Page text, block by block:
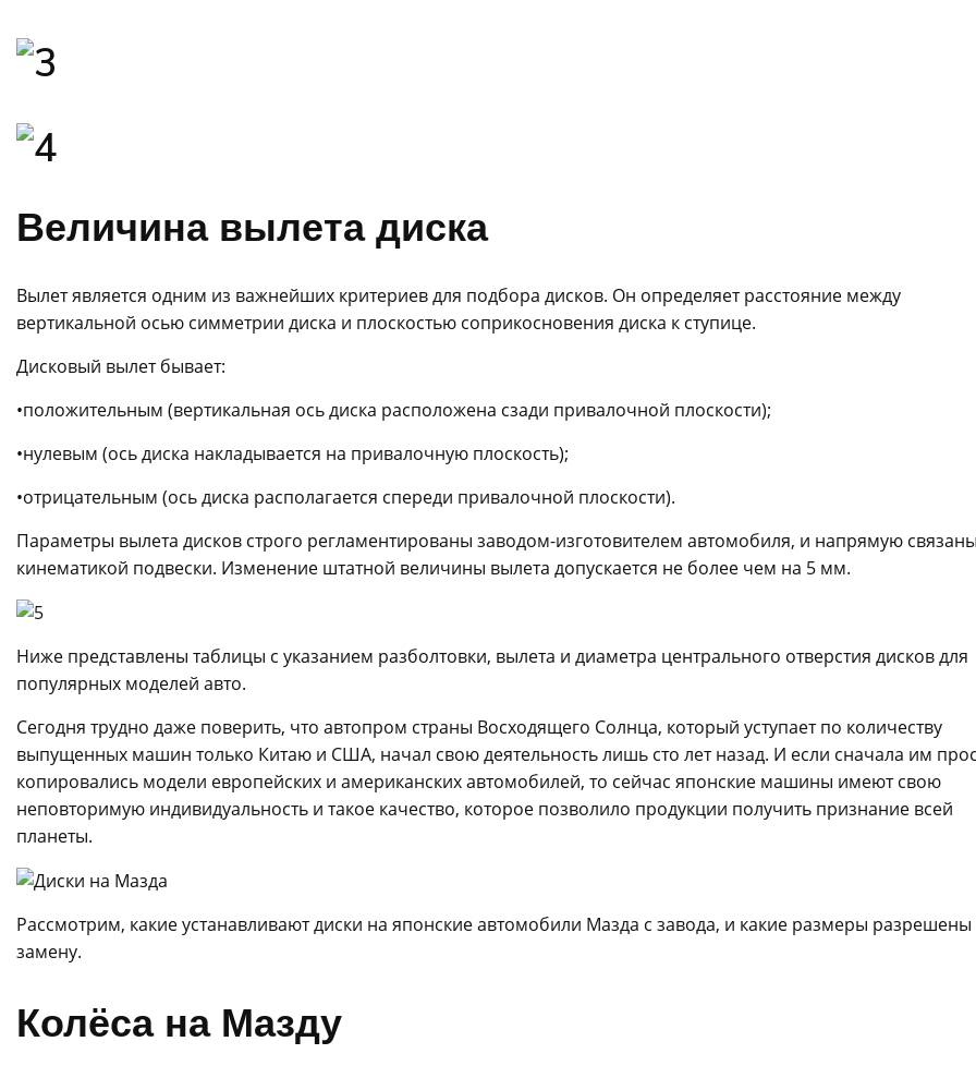
Величина вылета диска
Вылет является одним из важнейших критериев для подбора дисков. Он определяет расстояние между
вертикальной осью симметрии диска и плоскостью соприкосновения диска к ступице.
Дисковый вылет бывает:
•положительным (вертикальная ось диска расположена сзади привалочной плоскости);
•нулевым (ось диска накладывается на привалочную плоскость);
•отрицательным (ось диска располагается спереди привалочной плоскости).
Параметры вылета дисков строго регламентированы заводом-изготовителем автомобиля, и напрямую
кинематикой подвески. Изменение штатной величины вылета допускается не более чем на 5 мм.
Ниже представлены таблицы с указанием разболтовки, вылета и диаметра центрального отверстия дисков для
популярных моделей авто.
Сегодня трудно даже поверить, что автопром страны Восходящего Солнца, который уступает по количеству
выпущенных машин только Китаю и США, начал свою деятельность лишь сто лет назад. И если сначала им
копировались модели европейских и американских автомобилей, то сейчас японские машины имеют свою
неповторимую индивидуальность и такое качество, которое позволило продукции получить признание всей
планеты.
Рассмотрим, какие устанавливают диски на японские автомобили Мазда с завода, и какие размеры разрешены
замену.
Колёса на Мазду